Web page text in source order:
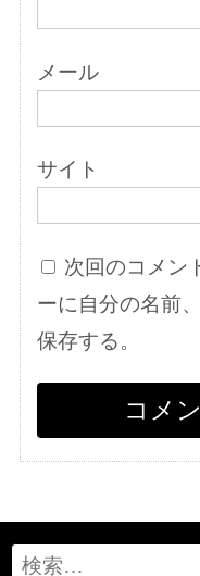
メール
サイト
次回のコメン
ーに自分の名前
保存する。
Search